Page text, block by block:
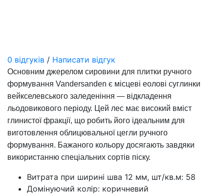
0 відгуків / Написати відгук
Основним джерелом сировини для плитки ручного
формування Vandersanden є місцеві еолові суглинки
вейкселевського заледеніння — відкладення
льодовикового періоду. Цей лес має високий вміст
глинистої фракції, що робить його ідеальним для
виготовлення облицювальної цегли ручного
формування. Бажаного кольору досягають завдяки
використанню спеціальних сортів піску.
Витрата при ширині шва 12 мм, шт/кв.м: 58
Домінуючий колір: коричневий